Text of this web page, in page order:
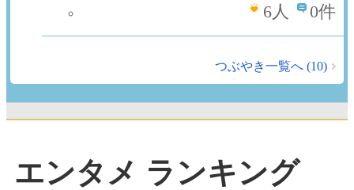
6 人 0件
つぶやき一覧へ (10)
エンタメ ランキング